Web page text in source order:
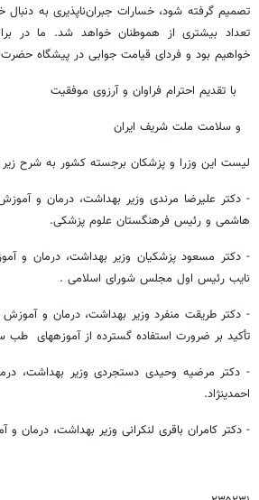
تصمیم گرفته شود، خسارات جبران­‌ناپذیری به
تعداد بیشتری از هم­وطنان خواهد شد. ما در
خواهیم بود و فردای قیامت جوابی در پیشگاه
با تقدیم احترام فراوان و آرزوی موفقیت
و سلامت ملت شریف ایران
لیست این وزرا و پزشکان برجسته کشور به شرح
-­ دکتر علیرضا مرندی وزیر بهداشت، درمان و
هاشمی و رئیس فرهنگستان علوم پزشکی.
-­ دکتر مسعود پزشکیان وزیر بهداشت، درمان و
نایب رئیس اول مجلس شورای اسلامی .
-­ دکتر طریقت منفرد وزیر بهداشت، درمان و
تأکید بر ضرورت استفاده گسترده از آموزه­های طب
- دکتر مرضیه وحیدی دستجردی وزیر بهداشت،
احمدی­نژاد.
- دکتر کامران باقری لنکرانی وزیر بهداشت،